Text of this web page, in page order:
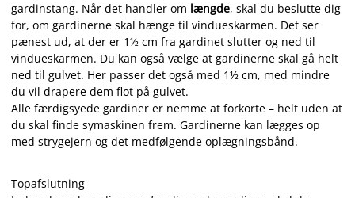
gardinstang. Når det handler om længde, skal du beslutte dig
for, om gardinerne skal hænge til vindueskarmen. Det ser
pænest ud, at der er 1½ cm fra gardinet slutter og ned til
vindueskarmen. Du kan også vælge at gardinerne skal gå helt
ned til gulvet. Her passer det også med 1½ cm, med mindre
du vil drapere dem flot på gulvet.
Alle færdigsyede gardiner er nemme at forkorte – helt uden at
du skal finde symaskinen frem. Gardinerne kan lægges op
med strygejern og det medfølgende oplægningsbånd.
Topafslutning